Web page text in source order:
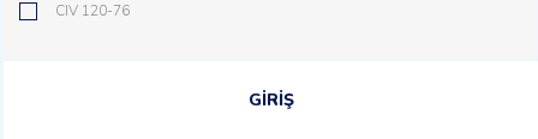
CIV 120-76
GİRİŞ